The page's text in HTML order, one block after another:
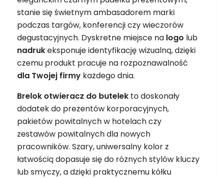
stanie się świetnym ambasadorem marki
podczas targów, konferencji czy wieczorów
degustacyjnych. Dyskretne miejsce na logo lub
nadrukeksponuje identyfikację wizualną, dzięki
czemu produkt pracuje na rozpoznawalność
dla Twojej firmy każdego dnia.
Brelok otwieracz do butelek to doskonały
dodatek do prezentów korporacyjnych,
pakietów powitalnych w hotelach czy
zestawów powitalnych dla nowych
pracowników. Szary, uniwersalny kolor z
łatwością dopasuje się do różnych stylów kluczy
lub smyczy, a dzięki praktycznemu kółku